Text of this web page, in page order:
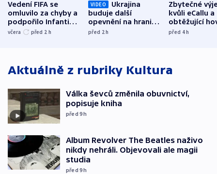
Vedení FIFA se
omluvilo za chyby a
podpořilo Infantina.
UEFA trvá na
včera před 2 h
VIDEO
Ukrajina
buduje další
opevnění na hranici
s Běloruskem
před 2h
Zbytečné
kvůli eCallu a
obtěžující
zdržují
před 4h
Aktuálně z rubriky Kultura
Válka ševců změnila obuvnictví,
popisuje kniha
před 9h
Album Revolver The Beatles naživo
nikdy nehráli. Objevovali ale magii
studia
před 9h